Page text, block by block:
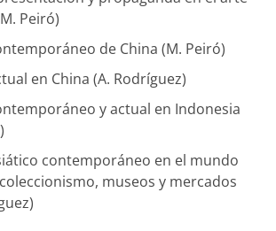
Peiró)
de China (M. Peiró)
en China (A. Rodríguez)
y actual en Indonesia
contemporáneo en el mundo
museos y mercados